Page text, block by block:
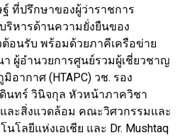
ที่ปรึกษาของผู้ว่าราชการ
ริหารด้านความยั่งยืนของ
อนรับ พร้อมด้วยภาคีเครือข่าย
ผู้อำนวยการศูนย์รวมผู้เชี่ยวชาญ
ากาศ (HTAPC) วช. รอง
ดินทร์ วินิจกุล หัวหน้าภาควิชา
ละสิ่งแวดล้อม คณะวิศวกรรมและ
โลยีแห่งเอเชีย และ Dr. Mushtaq